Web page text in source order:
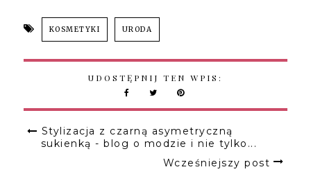
KOSMETYKI URODA
UDOSTĘPNIJ TEN WPIS:
Stylizacja z czarną asymetryczną
sukienką - blog o modzie i nie tylko...
Wcześniejszy post